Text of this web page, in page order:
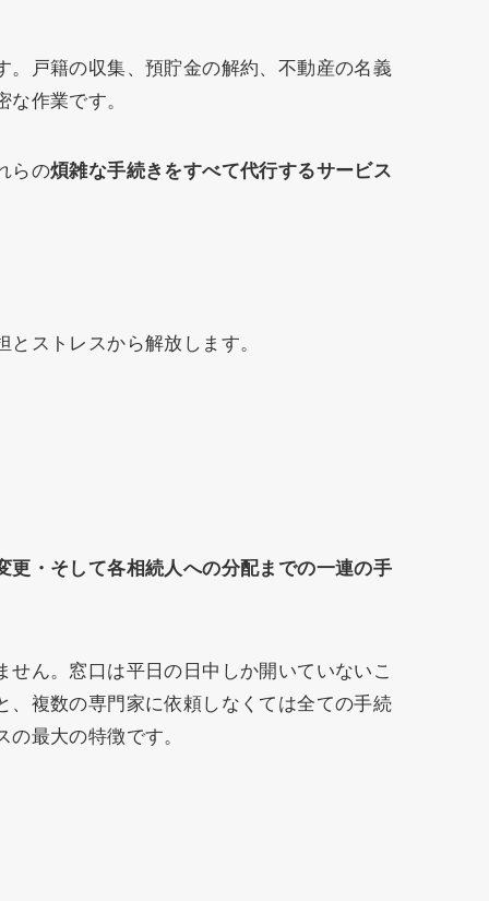
戸籍の収集、預貯金の解約、不動産の名義
作業です。
らの煩雑な手続きをすべて代行するサービス
ストレスから解放します。
・そして各相続人への分配までの一連の手
ん。窓口は平日の日中しか開いていないこ
複数の専門家に依頼しなくては全ての手続
最大の特徴です。